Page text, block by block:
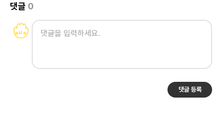
댓글 0
댓글 등록